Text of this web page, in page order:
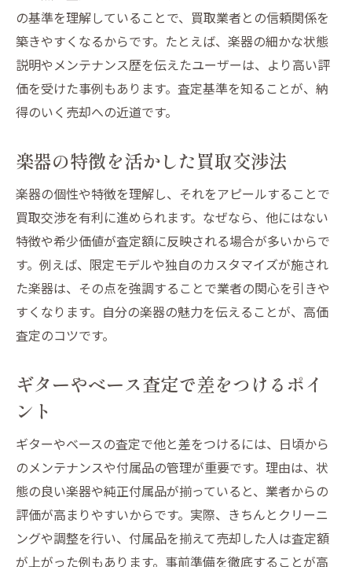
の基準を理解していることで、買取業者との信頼関係を
築きやすくなるからです。たとえば、楽器の細かな状態
説明やメンテナンス歴を伝えたユーザーは、より高い評
価を受けた事例もあります。査定基準を知ることが、納
得のいく売却への近道です。
楽器の特徴を活かした買取交渉法
楽器の個性や特徴を理解し、それをアピールすることで
買取交渉を有利に進められます。なぜなら、他にはない
特徴や希少価値が査定額に反映される場合が多いからで
す。例えば、限定モデルや独自のカスタマイズが施され
た楽器は、その点を強調することで業者の関心を引きや
すくなります。自分の楽器の魅力を伝えることが、高価
査定のコツです。
ギターやベース査定で差をつけるポイ
ント
ギターやベースの査定で他と差をつけるには、日頃から
のメンテナンスや付属品の管理が重要です。理由は、状
態の良い楽器や純正付属品が揃っていると、業者からの
評価が高まりやすいからです。実際、きちんとクリーニ
ングや調整を行い、付属品を揃えて売却した人は査定額
が上がった例もあります。事前準備を徹底することが高